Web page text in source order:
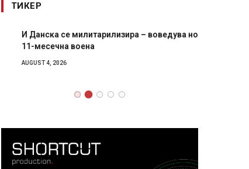
ТИКЕР
И Данска се милитарилизира – воведува нова
11-месечна воена
AUGUST 4, 2026